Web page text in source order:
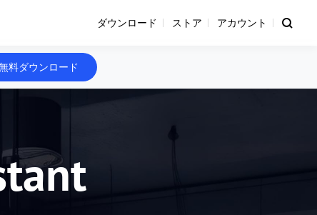
ダウンロード ストア アカウント
料ダウンロード